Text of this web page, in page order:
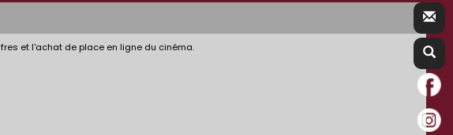
et l'achat de place en ligne du cinéma.